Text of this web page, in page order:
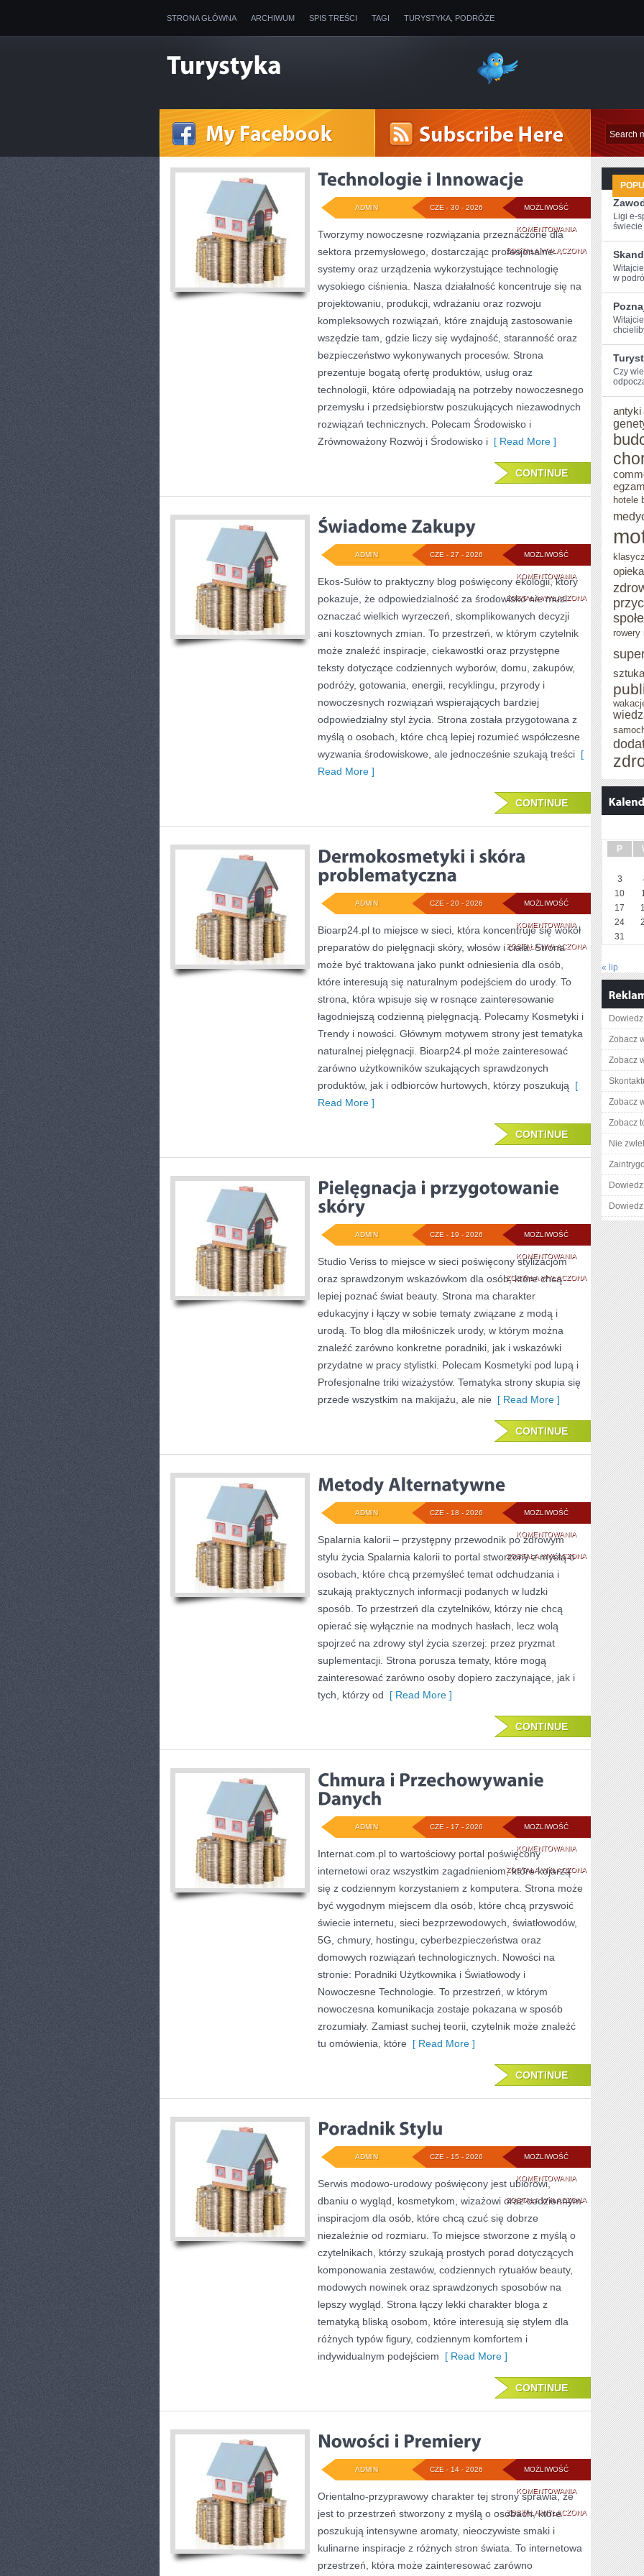
STRONA GŁÓWNA ARCHIWUM SPIS TREŚCI TAGI TURYSTYKA, PODRÓŻE
MOŻLIWOŚĆ
KOMENTOWANIATECHNOLOGIE
I
INNOWACJE
ZOSTAŁA WYŁĄCZONA
CZE - 30 - 2026
ADMIN
Tworzymy nowoczesne rozwiązania przeznaczone dla
sektora przemysłowego, dostarczając profesjonalne
systemy oraz urządzenia wykorzystujące technologię
wysokiego ciśnienia. Nasza działalność koncentruje się na
projektowaniu, produkcji, wdrażaniu oraz rozwoju
kompleksowych rozwiązań, które znajdują zastosowanie
wszędzie tam, gdzie liczy się wydajność, staranność oraz
bezpieczeństwo wykonywanych procesów. Strona
prezentuje bogatą ofertę produktów, usług oraz
technologii, które odpowiadają na potrzeby nowoczesnego
przemysłu i przedsiębiorstw poszukujących niezawodnych
rozwiązań technicznych. Polecam Środowisko i
Zrównoważony Rozwój i Środowisko i [ Read More ]
CONTINUE
MOŻLIWOŚĆ
KOMENTOWANIAŚWIADOME
ZAKUPY
ZOSTAŁA WYŁĄCZONA
CZE - 27 - 2026
ADMIN
Ekos-Sułów to praktyczny blog poświęcony ekologii, który
pokazuje, że odpowiedzialność za środowisko nie musi
oznaczać wielkich wyrzeczeń, skomplikowanych decyzji
ani kosztownych zmian. To przestrzeń, w którym czytelnik
może znaleźć inspiracje, ciekawostki oraz przystępne
teksty dotyczące codziennych wyborów, domu, zakupów,
podróży, gotowania, energii, recyklingu, przyrody i
nowoczesnych rozwiązań wspierających bardziej
odpowiedzialny styl życia. Strona została przygotowana z
myślą o osobach, które chcą lepiej rozumieć współczesne
wyzwania środowiskowe, ale jednocześnie szukają treści [
Read More ]
CONTINUE
MOŻLIWOŚĆ
KOMENTOWANIA
I
SKÓRA
PROBLEMATYCZNA
ZOSTAŁA WYŁĄCZONA
CZE - 20 - 2026
ADMIN
Bioarp24.pl to miejsce w sieci, która koncentruje się wokół
preparatów do pielęgnacji skóry, włosów i ciała. Strona
może być traktowana jako punkt odniesienia dla osób,
które interesują się naturalnym podejściem do urody. To
strona, która wpisuje się w rosnące zainteresowanie
łagodniejszą codzienną pielęgnacją. Polecamy Kosmetyki i
Trendy i nowości. Głównym motywem strony jest tematyka
naturalnej pielęgnacji. Bioarp24.pl może zainteresować
zarówno użytkowników szukających sprawdzonych
produktów, jak i odbiorców hurtowych, którzy poszukują [
Read More ]
CONTINUE
MOŻLIWOŚĆ
KOMENTOWANIAPIELĘGNACJA
I
PRZYGOTOWANIE
SKÓRY
ZOSTAŁA WYŁĄCZONA
CZE - 19 - 2026
ADMIN
Studio Veriss to miejsce w sieci poświęcony stylizacjom
oraz sprawdzonym wskazówkom dla osób, które chcą
lepiej poznać świat beauty. Strona ma charakter
edukacyjny i łączy w sobie tematy związane z modą i
urodą. To blog dla miłośniczek urody, w którym można
znaleźć zarówno konkretne poradniki, jak i wskazówki
przydatne w pracy stylistki. Polecam Kosmetyki pod lupą i
Profesjonalne triki wizażystów. Tematyka strony skupia się
przede wszystkim na makijażu, ale nie [ Read More ]
CONTINUE
MOŻLIWOŚĆ
KOMENTOWANIAMETODY
ALTERNATYWNE
ZOSTAŁA WYŁĄCZONA
CZE - 18 - 2026
ADMIN
Spalarnia kalorii – przystępny przewodnik po zdrowym
stylu życia Spalarnia kalorii to portal stworzony z myślą o
osobach, które chcą przemyśleć temat odchudzania i
szukają praktycznych informacji podanych w ludzki
sposób. To przestrzeń dla czytelników, którzy nie chcą
opierać się wyłącznie na modnych hasłach, lecz wolą
spojrzeć na zdrowy styl życia szerzej: przez pryzmat
suplementacji. Strona porusza tematy, które mogą
zainteresować zarówno osoby dopiero zaczynające, jak i
tych, którzy od [ Read More ]
CONTINUE
MOŻLIWOŚĆ
KOMENTOWANIACHMURA
I
DANYCH
ZOSTAŁA WYŁĄCZONA
CZE - 17 - 2026
ADMIN
Internat.com.pl to wartościowy portal poświęcony
internetowi oraz wszystkim zagadnieniom, które kojarzą
się z codziennym korzystaniem z komputera. Strona może
być wygodnym miejscem dla osób, które chcą przyswoić
świecie internetu, sieci bezprzewodowych, światłowodów,
5G, chmury, hostingu, cyberbezpieczeństwa oraz
domowych rozwiązań technologicznych. Nowości na
stronie: Poradniki Użytkownika i Światłowody i
Nowoczesne Technologie. To przestrzeń, w którym
nowoczesna komunikacja zostaje pokazana w sposób
zrozumiały. Zamiast suchej teorii, czytelnik może znaleźć
tu omówienia, które [ Read More ]
CONTINUE
MOŻLIWOŚĆ
KOMENTOWANIAPORADNIK
STYLU
ZOSTAŁA WYŁĄCZONA
CZE - 15 - 2026
ADMIN
Serwis modowo-urodowy poświęcony jest ubiorowi,
dbaniu o wygląd, kosmetykom, wizażowi oraz codziennym
inspiracjom dla osób, które chcą czuć się dobrze
niezależnie od rozmiaru. To miejsce stworzone z myślą o
czytelnikach, którzy szukają prostych porad dotyczących
komponowania zestawów, codziennych rytuałów beauty,
modowych nowinek oraz sprawdzonych sposobów na
lepszy wygląd. Strona łączy lekki charakter bloga z
tematyką bliską osobom, które interesują się stylem dla
różnych typów figury, codziennym komfortem i
indywidualnym podejściem [ Read More ]
CONTINUE
MOŻLIWOŚĆ
KOMENTOWANIANOWOŚCI
I
PREMIERY
ZOSTAŁA WYŁĄCZONA
CZE - 14 - 2026
ADMIN
Orientalno-przyprawowy charakter tej strony sprawia, że
jest to przestrzeń stworzony z myślą o osobach, które
poszukują intensywne aromaty, nieoczywiste smaki i
kulinarne inspiracje z różnych stron świata. To internetowa
przestrzeń, która może zainteresować zarówno
Ligi e-
świecie
w
Czy
antyki
hotele
rowery
P
3
10
17
24
31
« lip
Zobacz
Zobacz
Zobacz
Zobacz
Nie